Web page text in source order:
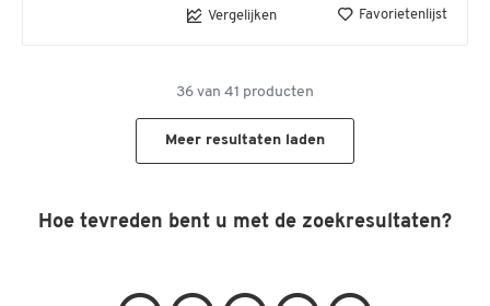
Vergelijken Favorietenlijst
36 van 41 producten
Meer resultaten laden
Hoe tevreden bent u met de zoekresultaten?